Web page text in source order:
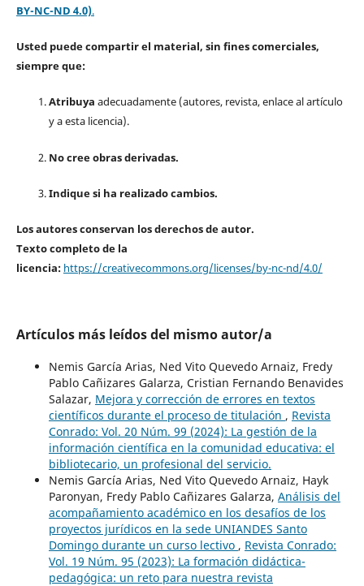
BY-NC-ND 4.0).
Usted puede compartir el material, sin fines comerciales,
siempre que:
Atribuya adecuadamente (autores, revista, enlace al artículo
y a esta licencia).
No cree obras derivadas.
Indique si ha realizado cambios.
Los autores conservan los derechos de autor.
Texto completo de la
licencia: https://creativecommons.org/licenses/by-nc-nd/4.0/
Artículos más leídos del mismo autor/a
Nemis García Arias, Ned Vito Quevedo Arnaiz, Fredy
Pablo Cañizares Galarza, Cristian Fernando Benavides
Salazar, Mejora y corrección de errores en textos
científicos durante el proceso de titulación , Revista
Conrado: Vol. 20 Núm. 99 (2024): La gestión de la
información científica en la comunidad educativa: el
bibliotecario, un profesional del servicio.
Nemis García Arias, Ned Vito Quevedo Arnaiz, Hayk
Paronyan, Fredy Pablo Cañizares Galarza, Análisis del
acompañamiento académico en los desafíos de los
proyectos jurídicos en la sede UNIANDES Santo
Domingo durante un curso lectivo , Revista Conrado:
Vol. 19 Núm. 95 (2023): La formación didáctica-
pedagógica: un reto para nuestra revista